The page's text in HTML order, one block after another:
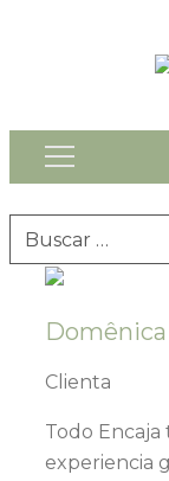
Buscar:
Domênica
Clienta
Todo
experiencia